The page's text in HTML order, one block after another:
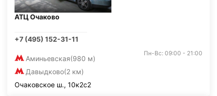
АТЦ Очаково
+7 (495) 152-31-11
Аминьевская(980 м)
Давыдково(2 км)
Пн-Вс: 09:00 - 21:00
Очаковское ш., 10к2с2